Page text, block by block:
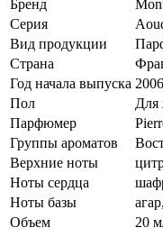
Бренд
Серия
Вид продукции
Страна
Год начала выпуска 2006
Пол
Для
Парфюмер
Группы ароматов
Верхние ноты
Ноты сердца
Ноты базы
Объем
20